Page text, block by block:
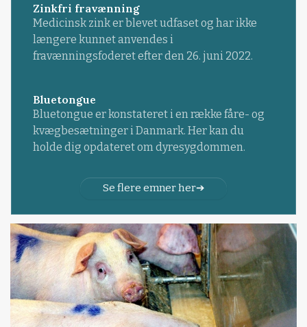
Zinkfri fravænning
Medicinsk zink er blevet udfaset og har ikke
længere kunnet anvendes i
fravænningsfoderet efter den 26. juni 2022.
Bluetongue
Bluetongue er konstateret i en række fåre- og
kvægbesætninger i Danmark. Her kan du
holde dig opdateret om dyresygdommen.
Se flere emner her